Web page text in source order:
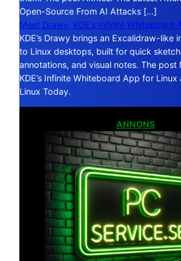
Open-Source From AI Attacks […]
Meet Drawy, KDE’s Infinite Whiteboard
KDE’s Drawy brings an Excalidraw-like
to Linux desktops, built for quick
annotations, and visual notes. The post
KDE’s Infinite Whiteboard App for
Linux Today.
ANNONS